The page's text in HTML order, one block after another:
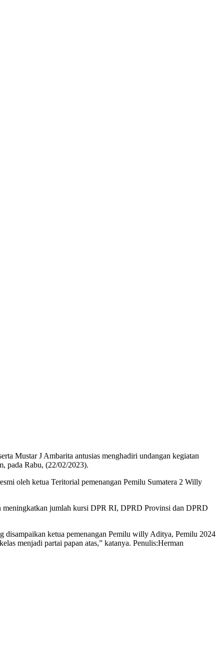
Mustar J Ambarita antusias menghadiri undangan kegiatan
pada Rabu, (22/02/2023).
oleh ketua Teritorial pemenangan Pemilu Sumatera 2 Willy
meningkatkan jumlah kursi DPR RI, DPRD Provinsi dan DPRD
disampaikan ketua pemenangan Pemilu willy Aditya, Pemilu 2024
menjadi partai papan atas,” katanya. Penulis:Herman